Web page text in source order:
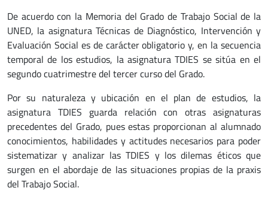
De acuerdo con la Memoria del Grado de Trabajo Social de la
UNED, la asignatura Técnicas de Diagnóstico, Intervención y
Evaluación Social es de carácter obligatorio y, en la secuencia
temporal de los estudios, la asignatura TDIES se sitúa en el
segundo cuatrimestre del tercer curso del Grado.
Por su naturaleza y ubicación en el plan de estudios, la
asignatura TDIES guarda relación con otras asignaturas
precedentes del Grado, pues estas proporcionan al alumnado
conocimientos, habilidades y actitudes necesarios para poder
sistematizar y analizar las TDIES y los dilemas éticos que
surgen en el abordaje de las situaciones propias de la praxis
del Trabajo Social.